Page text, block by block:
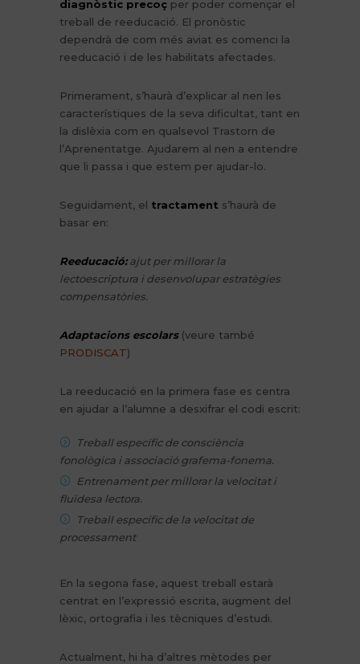
diagnòstic precoç per poder començar el
treball de reeducació. El pronòstic
dependrà de com més aviat es comenci la
reeducació i de les habilitats afectades.
Primerament, s’haurà d’explicar al nen les
característiques de la seva dificultat, tant en
la dislèxia com en qualsevol Trastorn de
l’Aprenentatge. Ajudarem al nen a entendre
que li passa i que estem per ajudar-lo.
Seguidament, el tractament s’haurà de
basar en:
Reeducació:ajut per millorar la
lectoescriptura i desenvolupar estratègies
compensatòries.
Adaptacions escolars (veure també
PRODISCAT)
La reeducació en la primera fase es centra
en ajudar a l’alumne a desxifrar el codi escrit:
Treball específic de consciència
fonològica i associació grafema-fonema.
Entrenament per millorar la velocitat i
fluïdesa lectora.
Treball específic de la velocitat de
processament
En la segona fase, aquest treball estarà
centrat en l’expressió escrita, augment del
lèxic, ortografia i les tècniques d’estudi.
Actualment, hi ha d’altres mètodes per